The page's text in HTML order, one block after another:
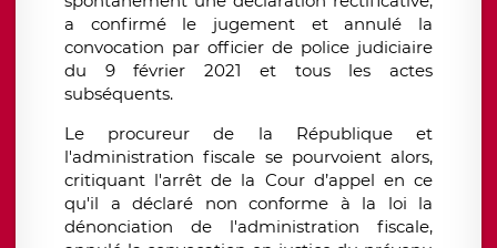
a confirmé le jugement et annulé la
convocation par officier de police judiciaire
du 9 février 2021 et tous les actes
subséquents.
Le procureur de la République et
l'administration fiscale se pourvoient alors,
critiquant l'arrêt de la Cour d’appel en ce
qu'il a déclaré non conforme à la loi la
dénonciation de l'administration fiscale,